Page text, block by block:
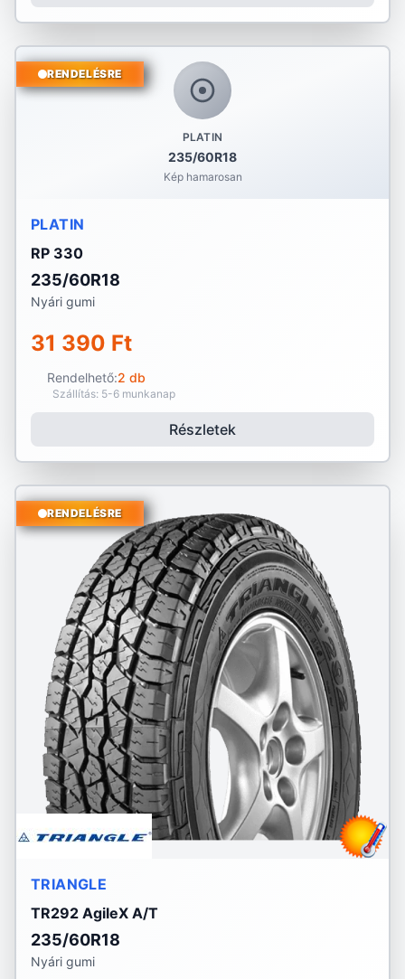
PLATIN
235/60R18
Kép hamarosan
RENDELÉSRE
PLATIN
RP 330
235/60R18
Nyári gumi
31 390 Ft
Rendelhető:2 db
Szállítás: 5-6 munkanap
Részletek
RENDELÉSRE
TRIANGLE
TR292 AgileX A/T
235/60R18
Nyári gumi